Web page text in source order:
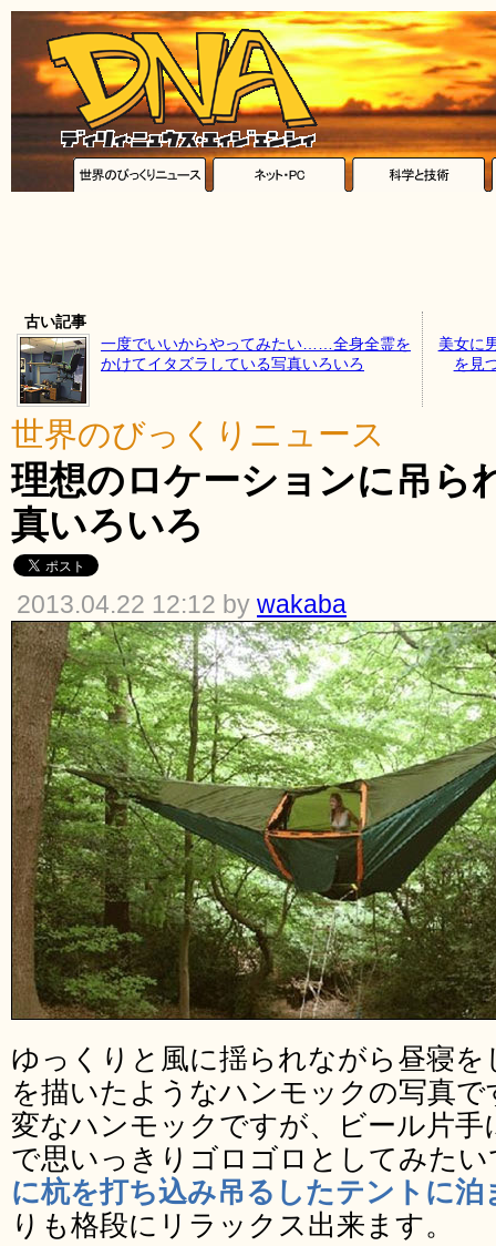
古い記事
一度でいいからやってみたい……全身全霊を
かけてイタズラしている写真いろいろ
美女に
を見
世界のびっくりニュース
理想のロケーションに吊ら
真いろいろ
2013.04.22 12:12 by wakaba
ゆっくりと風に揺られながら昼寝
を描いたようなハンモックの写真
変なハンモックですが、ビール片手
で思いっきりゴロゴロとしてみた
に杭を打ち込み吊るしたテントに
りも格段にリラックス出来ます。